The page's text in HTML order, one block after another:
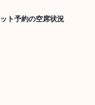
ト予約の空席状況